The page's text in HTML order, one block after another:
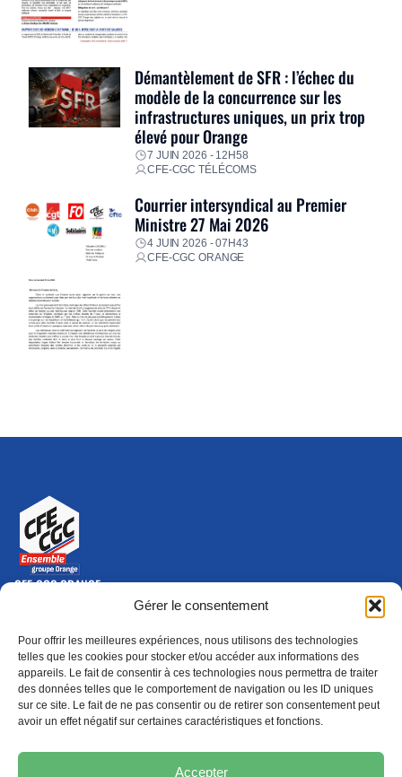
Gérer le consentement
Pour offrir les meilleures expériences, nous utilisons des technologies
telles que les cookies pour stocker et/ou accéder aux informations des
appareils. Le fait de consentir à ces technologies nous permettra de traiter
des données telles que le comportement de navigation ou les ID uniques
sur ce site. Le fait de ne pas consentir ou de retirer son consentement peut
avoir un effet négatif sur certaines caractéristiques et fonctions.
Accepter
Démantèlement de SFR : l’échec du
modèle de la concurrence sur les
infrastructures uniques, un prix trop
élevé pour Orange
7 JUIN 2026 - 12H58
CFE-CGC TÉLÉCOMS
Courrier intersyndical au Premier
Ministre 27 Mai 2026
4 JUIN 2026 - 07H43
CFE-CGC ORANGE
CFE-CGC ORANGE
10-12 rue Saint Amand, 75015 Paris Cedex 15
Nous contacter
01 46 79 28 74
S'ABONNER(NOUVELLE FENÊTRE)
ADHÉRER
Épargne
(nouvelle fenêtre) Formation
(nouvelle fenêtre)